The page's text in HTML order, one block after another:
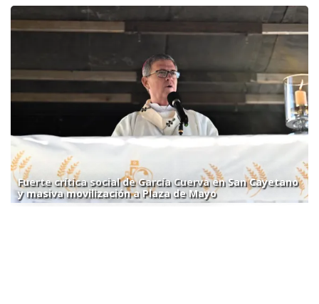
Fuerte crítica social de García Cuerva en San Cayetano
y masiva movilización a Plaza de Mayo